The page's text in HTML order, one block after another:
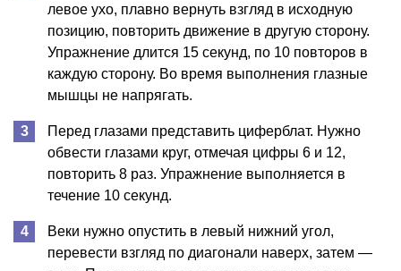
левое ухо, плавно вернуть взгляд в исходную
позицию, повторить движение в другую сторону.
Упражнение длится 15 секунд, по 10 повторов в
каждую сторону. Во время выполнения глазные
мышцы не напрягать.
Перед глазами представить циферблат. Нужно
обвести глазами круг, отмечая цифры 6 и 12,
повторить 8 раз. Упражнение выполняется в
течение 10 секунд.
Веки нужно опустить в левый нижний угол,
перевести взгляд по диагонали наверх, затем —